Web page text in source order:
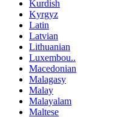
Kurdish
Kyrgyz
Latin
Latvian
Lithuanian
Luxembou..
Macedonian
Malagasy
Malay
Malayalam
Maltese